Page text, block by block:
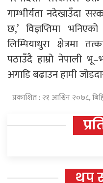
गाम्भीर्यता नदेखाउँदा
छ,’ विज्ञप्तिमा
लिम्पियाधुरा क्षेत्रमा
पठाउँदै हाम्रो नेपाली
अगाडि बढाउन हामी
प्रकाशित : २१ आश्विन २०७८,
थप